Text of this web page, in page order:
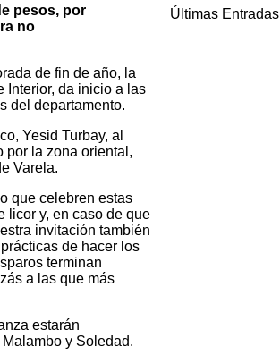
pesos, por
no
de fin de año, la
Interior, da inicio a las
del departamento.
Yesid Turbay, al
por la zona oriental,
Varela.
que celebren estas
licor y, en caso de que
invitación también
de hacer los
terminan
a las que más
estarán
y Soledad.
Últimas Entradas